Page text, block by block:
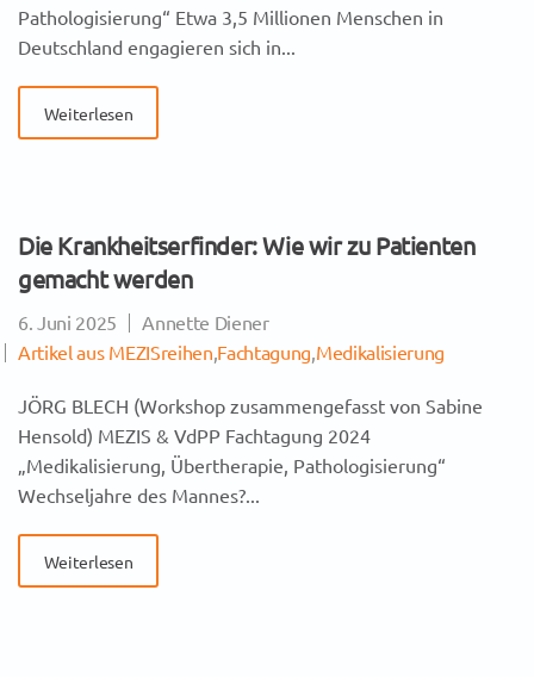
Pathologisierung“ Etwa 3,5 Millionen Menschen in
Deutschland engagieren sich in...
Weiterlesen
Die Krankheitserfinder: Wie wir zu Patienten
gemacht werden
6. Juni 2025
Annette Diener
Artikel aus MEZISreihen,Fachtagung,Medikalisierung
JÖRG BLECH (Workshop zusammengefasst von Sabine
Hensold) MEZIS & VdPP Fachtagung 2024
„Medikalisierung, Übertherapie, Pathologisierung“
Wechseljahre des Mannes?...
Weiterlesen